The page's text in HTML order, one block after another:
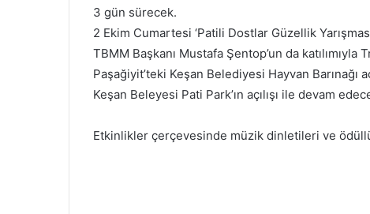
3 gün sürecek.
2 Ekim Cumartesi ‘Patili Dostlar Güzellik
TBMM Başkanı Mustafa Şentop’un da katılımıyla
Paşağiyit’teki Keşan Belediyesi Hayvan Barınağı
Keşan Beleyesi Pati Park’ın açılışı ile devam
Etkinlikler çerçevesinde müzik dinletileri ve